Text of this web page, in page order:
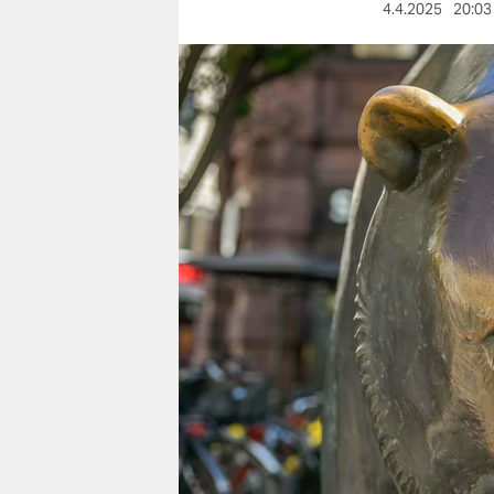
nord
wahrheit
verlag
verlag
veranstaltungen
shop
fragen & hilfe
unterstützen
abo
genossenschaft
4.4.2025